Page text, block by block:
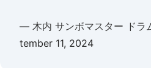
— 木内 サンボマスター ドラ
tember 11, 2024